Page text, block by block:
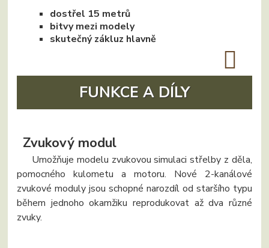
dostřel 15 metrů
bitvy mezi modely
skutečný zákluz hlavně
FUNKCE A DÍLY
Zvukový modul
Umožňuje modelu zvukovou simulaci střelby z děla,
pomocného kulometu a motoru. Nové 2-kanálové
zvukové moduly jsou schopné narozdíl od staršího typu
během jednoho okamžiku reprodukovat až dva různé
zvuky.